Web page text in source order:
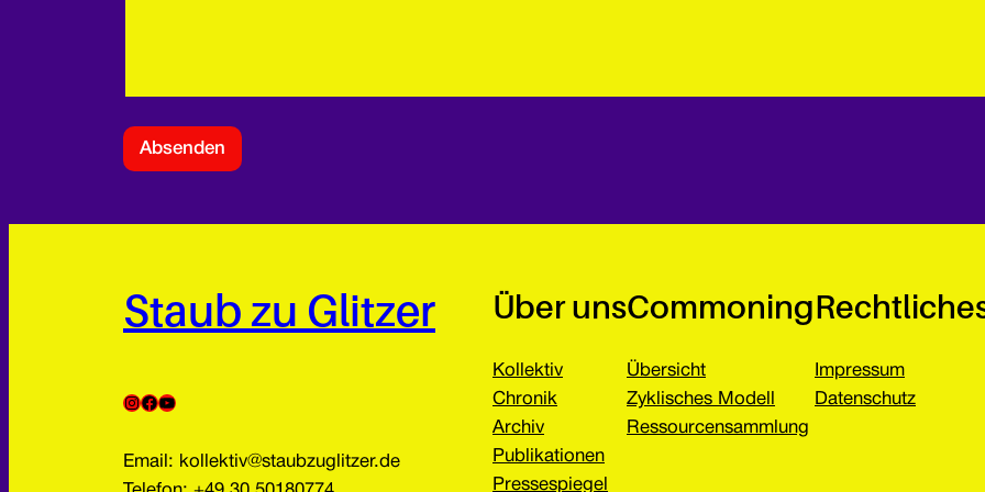
Absenden
Staub zu Glitzer
InstagramFacebook YouTube
Email: kollektiv@staubzuglitzer.de
Über uns
Kollektiv
Chronik
Archiv
Publikationen
Pressespiegel
Commoning
Übersicht
Zyklisches Modell
Ressourcensammlung
Impressum
Datenschutz